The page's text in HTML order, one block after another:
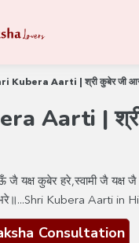
Kubera Aarti | श्री कुबेर जी
Aarti |
जै यक्ष कुबेर हरे,स्वामी जै यक्ष
Kubera Aarti in
Consultation